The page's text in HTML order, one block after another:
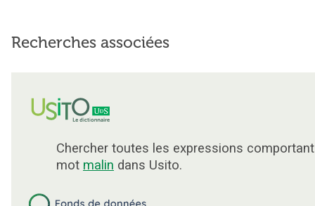
Recherches associées
Chercher toutes les expressions
mot malin dans Usito.